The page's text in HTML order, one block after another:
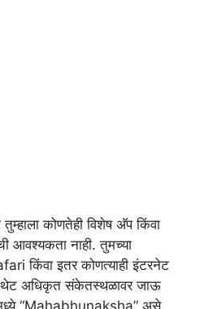
तुम्हाला कोणतेही विशेष अ‍ॅप किंवा
आवश्यकता नाही. तुमच्या
किंवा इतर कोणत्याही इंटरनेट
थेट अधिकृत संकेतस्थळावर जाऊ